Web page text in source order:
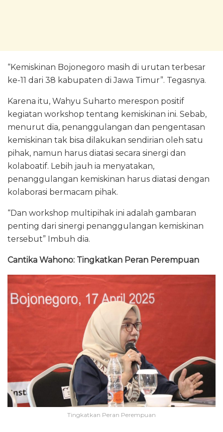
“Kemiskinan Bojonegoro masih di urutan terbesar
ke-11 dari 38 kabupaten di Jawa Timur”. Tegasnya.
Karena itu, Wahyu Suharto merespon positif
kegiatan workshop tentang kemiskinan ini. Sebab,
menurut dia, penanggulangan dan pengentasan
kemiskinan tak bisa dilakukan sendirian oleh satu
pihak, namun harus diatasi secara sinergi dan
kolaboatif. Lebih jauh ia menyatakan,
penanggulangan kemiskinan harus diatasi dengan
kolaborasi bermacam pihak.
“Dan workshop multipihak ini adalah gambaran
penting dari sinergi penanggulangan kemiskinan
tersebut” Imbuh dia.
Cantika Wahono: Tingkatkan Peran Perempuan
Tingkatkan Peran Perempuan